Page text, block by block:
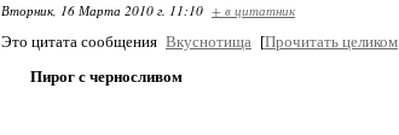
Вторник, 16 Марта 2010 г. 11:10 + в цитатник
Это цитата сообщения Вкуснотища [Прочитать целиком
Пирог с черносливом